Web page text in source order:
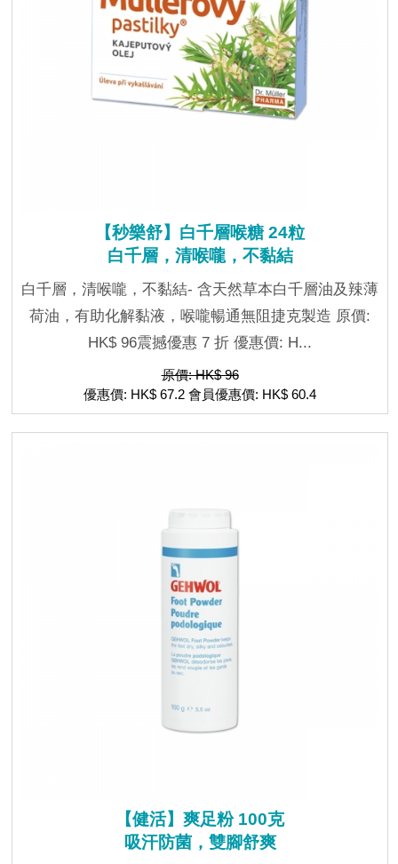
【秒樂舒】白千層喉糖 24粒
白千層，清喉嚨，不黏結
白千層，清喉嚨，不黏結- 含天然草本白千層油及辣薄
荷油，有助化解黏液，喉嚨暢通無阻捷克製造 原價:
HK$ 96震撼優惠 7 折 優惠價: H...
原價: HK$ 96
優惠價: HK$ 67.2 會員優惠價: HK$ 60.4
【健活】爽足粉 100克
吸汗防菌，雙腳舒爽